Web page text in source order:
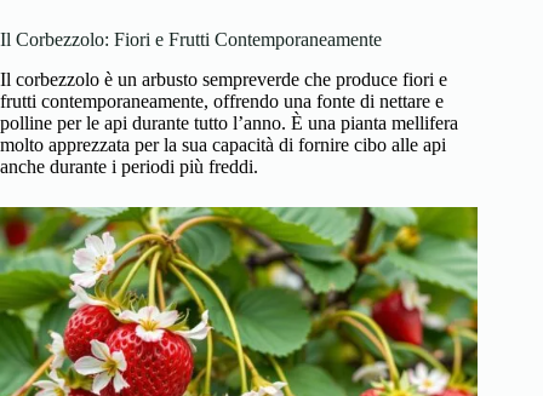
Il Corbezzolo: Fiori e Frutti Contemporaneamente
Il corbezzolo è un arbusto sempreverde che produce fiori e
frutti contemporaneamente, offrendo una fonte di nettare e
polline per le api durante tutto l’anno. È una pianta mellifera
molto apprezzata per la sua capacità di fornire cibo alle api
anche durante i periodi più freddi.